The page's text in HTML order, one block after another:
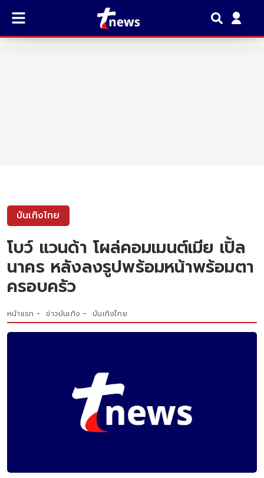
บันเทิงไทย
โบว์ แวนด้า โผล่คอมเมนต์เมีย เปิ้ล
นาคร หลังลงรูปพร้อมหน้าพร้อมตา
ครอบครัว
หน้าแรก ข่าวบันเทิง บันเทิงไทย